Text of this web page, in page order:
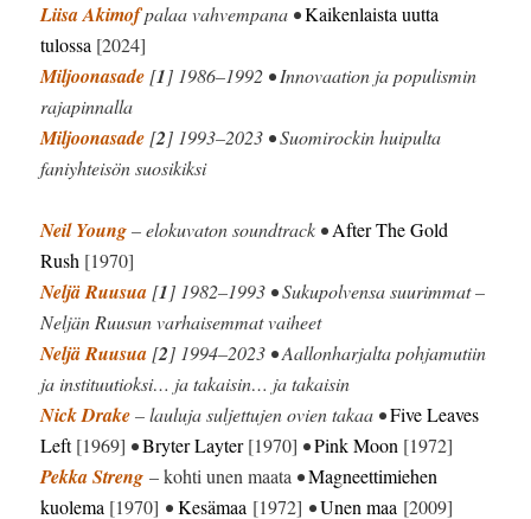
Liisa Akimofpalaa vahvempana •Kaikenlaista uutta
tulossa [2024]
Miljoonasade [1] 1986–1992 • Innovaation ja populismin
rajapinnalla
Miljoonasade [2] 1993–2023 • Suomirockin huipulta
faniyhteisön suosikiksi
Neil Young– elokuvaton soundtrack •After The Gold
Rush [1970]
Neljä Ruusua [1] 1982–1993 • Sukupolvensa suurimmat –
Neljän Ruusun varhaisemmat vaiheet
Neljä Ruusua [2] 1994–2023 • Aallonharjalta pohjamutiin
ja instituutioksi… ja takaisin… ja takaisin
Nick Drake– lauluja suljettujen ovien takaa •Five Leaves
Left[1969] •Bryter Layter[1970] •Pink Moon [1972]
Pekka Streng – kohti unen maata •Magneettimiehen
kuolema [1970] • Kesämaa [1972] •Unen maa [2009]